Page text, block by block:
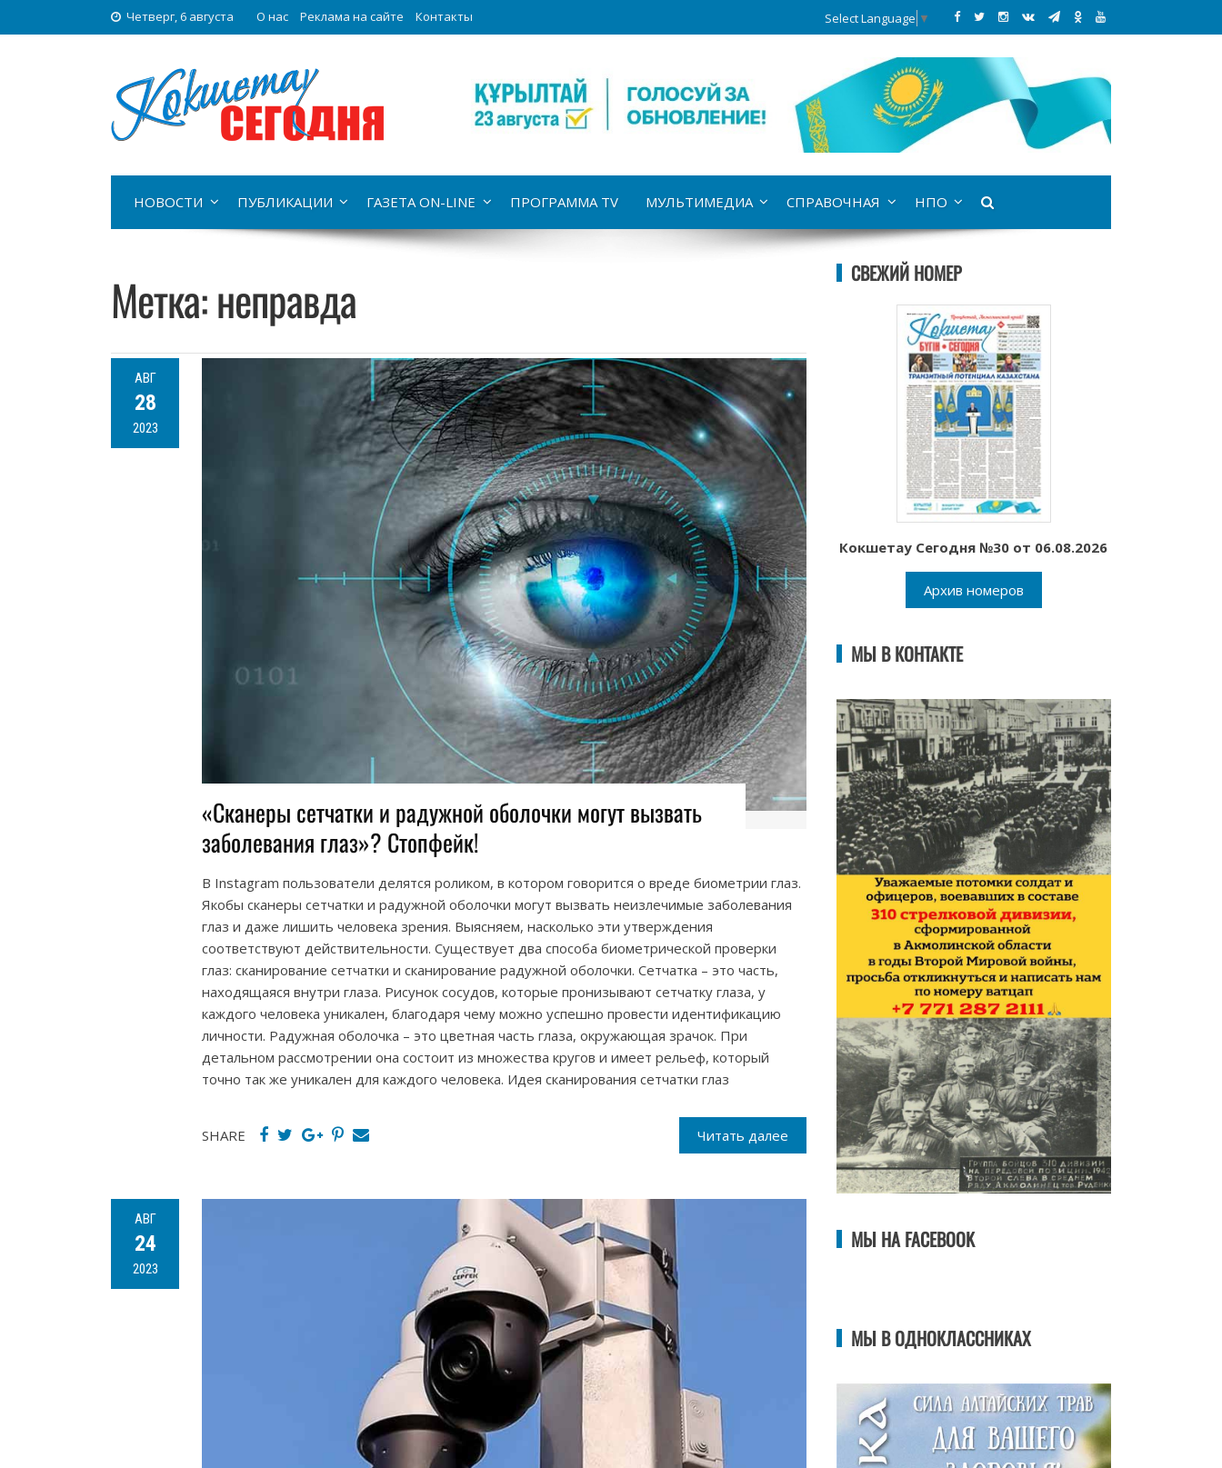
Четверг, 6 августа О нас Реклама на сайте Контакты Select Language ▼
НОВОСТИ ПУБЛИКАЦИИ ГАЗЕТА ON-LINE ПРОГРАММА TV МУЛЬТИМЕДИА СПРАВОЧНАЯ НПО
Метка:неправда
АВГ
28
2023
«Сканеры сетчатки и радужной оболочки могут вызвать
заболевания глаз»? Стопфейк!
В Instagram пользователи делятся роликом, в котором говорится о вреде биометрии глаз.
Якобы сканеры сетчатки и радужной оболочки могут вызвать неизлечимые заболевания
глаз и даже лишить человека зрения. Выясняем, насколько эти утверждения
соответствуют действительности. Существует два способа биометрической проверки
глаз: сканирование сетчатки и сканирование радужной оболочки. Сетчатка – это часть,
находящаяся внутри глаза. Рисунок сосудов, которые пронизывают сетчатку глаза, у
каждого человека уникален, благодаря чему можно успешно провести идентификацию
личности. Радужная оболочка – это цветная часть глаза, окружающая зрачок. При
детальном рассмотрении она состоит из множества кругов и имеет рельеф, который
точно так же уникален для каждого человека. Идея сканирования сетчатки глаз
Читать далее
SHARE
АВГ
24
2023
СВЕЖИЙ НОМЕР
Кокшетау Сегодня №30 от 06.08.2026
Архив номеров
МЫ В КОНТАКТЕ
МЫ НА FACEBOOK
МЫ В ОДНОКЛАССНИКАХ